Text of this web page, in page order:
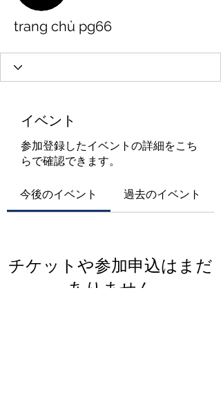
trang chủ pg66
イベント
参加登録したイベントの詳細をこち
らで確認できます。
今後のイベント 過去のイベント
チケットや参加申込はまだ
ありません